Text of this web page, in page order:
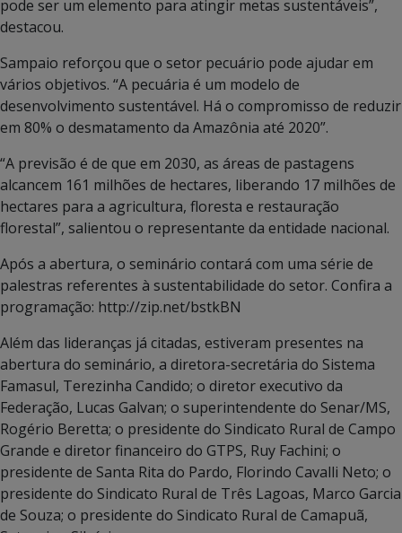
pode ser um elemento para atingir metas sustentáveis”,
destacou.
Sampaio reforçou que o setor pecuário pode ajudar em
vários objetivos. “A pecuária é um modelo de
desenvolvimento sustentável. Há o compromisso de reduzir
em 80% o desmatamento da Amazônia até 2020”.
“A previsão é de que em 2030, as áreas de pastagens
alcancem 161 milhões de hectares, liberando 17 milhões de
hectares para a agricultura, floresta e restauração
florestal”, salientou o representante da entidade nacional.
Após a abertura, o seminário contará com uma série de
palestras referentes à sustentabilidade do setor. Confira a
programação: http://zip.net/bstkBN
Além das lideranças já citadas, estiveram presentes na
abertura do seminário, a diretora-secretária do Sistema
Famasul, Terezinha Candido; o diretor executivo da
Federação, Lucas Galvan; o superintendente do Senar/MS,
Rogério Beretta; o presidente do Sindicato Rural de Campo
Grande e diretor financeiro do GTPS, Ruy Fachini; o
presidente de Santa Rita do Pardo, Florindo Cavalli Neto; o
presidente do Sindicato Rural de Três Lagoas, Marco Garcia
de Souza; o presidente do Sindicato Rural de Camapuã,